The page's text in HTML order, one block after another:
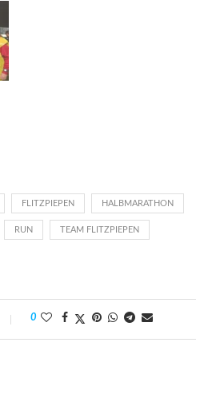
FLITZPIEPEN HALBMARATHON
RUN TEAM FLITZPIEPEN
0